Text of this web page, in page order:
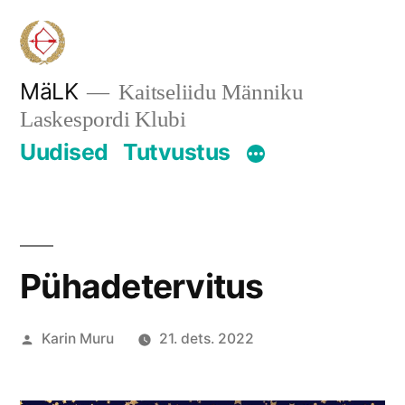
Skip
content
MäLK
Kaitseliidu Männiku
Laskespordi Klubi
Uudised Tutvustus
Pühadetervitus
Posted
Karin Muru 21. dets. 2022